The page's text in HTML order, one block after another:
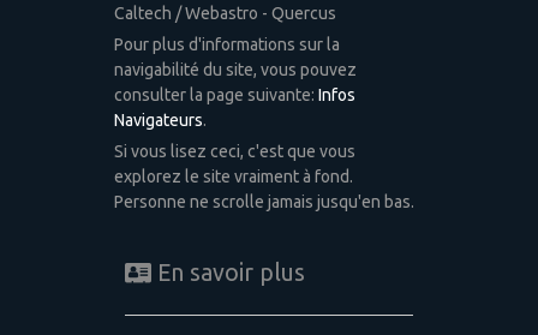
Caltech / Webastro - Quercus
Pour plus d'informations sur la
navigabilité du site, vous pouvez
consulter la page suivante: Infos
Navigateurs.
Si vous lisez ceci, c'est que vous
explorez le site vraiment à fond.
Personne ne scrolle jamais jusqu'en bas.
En savoir plus